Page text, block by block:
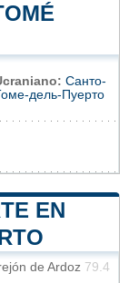
Санто-
дель-Пуерто
EN
de Ardoz 79.4